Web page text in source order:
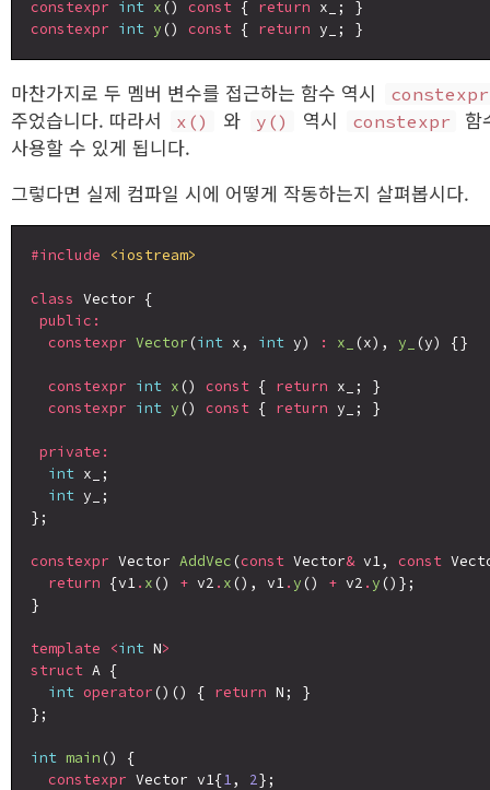
constexpr int x () const { return
constexpr int y () const { return
마찬가지로 두 멤버 변수를 접근하는 함수 역시 constexpr
주었습니다. 따라서 x() 와 y() 역시 constexpr
함
사용할 수 있게 됩니다.
그렇다면 실제 컴파일 시에 어떻게 작동하는지 살펴봅시다.
#include <iostream>
class Vector {
public:
constexpr Vector (int x, int y) : x_ (x), y_ (y) {}
constexpr int x () const { return x_; }
constexpr int y () const { return y_; }
private:
int x_;
int y_;
};
constexpr Vector AddVec (const Vector& v1, const
return {v1. x () + v2 . x (), v1.y () + v2 .y ()};
}
template <int N>
struct A {
int operator ()() { return N; }
};
int main () {
constexpr Vector v1{1, 2};